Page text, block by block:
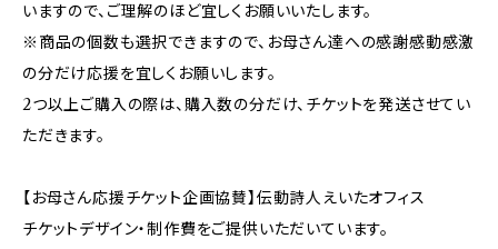
いますので、ご理解のほど宜しくお願いいたします。
※商品の個数も選択できますので、お母さん達への感謝感動感激
の分だけ応援を宜しくお願いします。
2つ以上ご購入の際は、購入数の分だけ、チケットを発送させてい
ただきます。
【お母さん応援チケット企画協賛】伝動詩人えいたオフィス
チケットデザイン・制作費をご提供いただいています。